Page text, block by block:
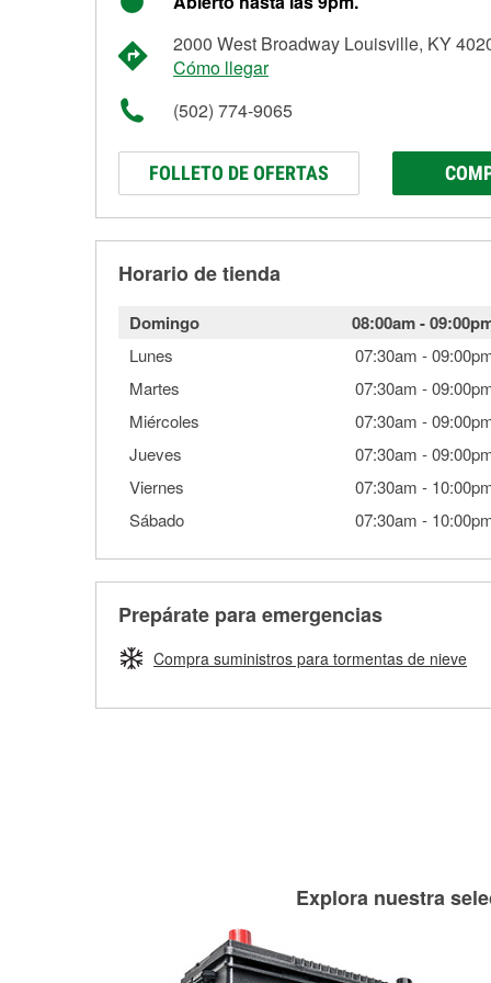
2000 West Broadway Louisville, KY
Cómo llegar
(502) 774-9065
FOLLETO DE OFERTAS
Horario de tienda
Domingo 08:00am-
Lunes 07:30am -
Martes
07:30am -
Miércoles
07:30am -
Jueves
07:30am -
Viernes
07:30am -
Sábado
07:30am -
Prepárate para emergencias
Compra suministros para tormentas de nieve
Explora nuestra